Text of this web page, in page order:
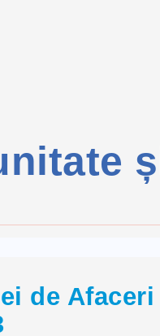
de Afaceri